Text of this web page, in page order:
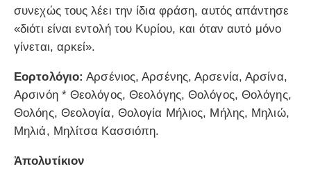
συνεχώς τους λέει την ίδια φράση, αυτός απάντησε
«διότι είναι εντολή του Κυρίου, και όταν αυτό μόνο
γίνεται, αρκεί».
Εορτολόγιο: Αρσένιος, Αρσένης, Αρσενία, Αρσίνα,
Αρσινόη * Θεολόγος, Θεολόγης, Θολόγος, Θολόγης,
Θολόης, Θεολογία, Θολογία Μήλιος, Μήλης, Μηλιώ,
Μηλιά, Μηλίτσα Κασσιόπη.
Ἀπολυτίκιον